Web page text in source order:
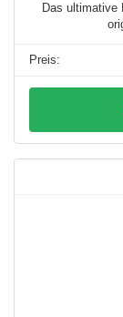
Das ultimative